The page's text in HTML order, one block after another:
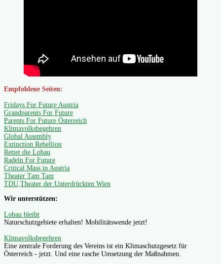
Empfohlene Seiten:
Fridays For Future Austria
Grandparents For Future
Parents For Future Österreich
Klimavolksbegehren
Global Assembly
Extinction Rebellion
Rettet die Lobau
Radeln For Future
Critical Mass in Austria
Theater Tam Tam
TDU,Theater der Unterdrückten Wien
Wir unterstützen:
Lobau bleibt
Naturschutzgebiete erhalten! Mobilitätswende jetzt!
Klimavolksbegehren
Eine zentrale Forderung des Vereins ist ein Klimaschutzgesetz für
Österreich - jetzt. Und eine rasche Umsetzung der Maßnahmen.